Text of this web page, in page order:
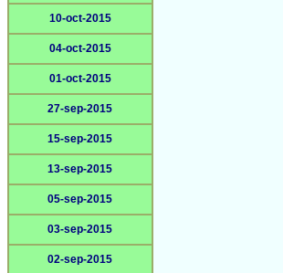
10-oct-2015
04-oct-2015
01-oct-2015
27-sep-2015
15-sep-2015
13-sep-2015
05-sep-2015
03-sep-2015
02-sep-2015